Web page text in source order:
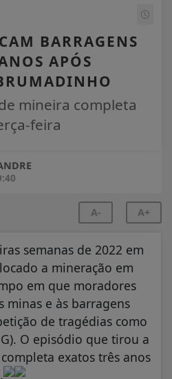
BARRAGENS
APÓS
mineira completa
feira
A- A+
semanas de 2022 em
a mineração em
em que moradores
minas e às barragens
de tragédias como
O episódio que tirou a
exatos três anos